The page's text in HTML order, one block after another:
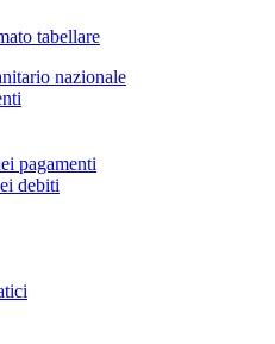
tabellare
nazionale
pagamenti
debiti